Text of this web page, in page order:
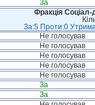
За
Фракція Соціал-
За:5 Проти:0
Не голосував
Не голосував
Не голосував
Не голосував
Не голосував
За
За